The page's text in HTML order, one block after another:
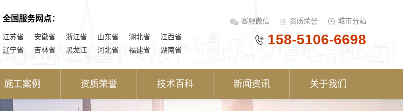
全国服务网点：
江苏省 安徽省 浙江省 山东省 湖北省
江西省
辽宁省
吉林省 黑龙江 河北省 福建省 湖南省
客服微信 资质荣誉 城市分站
158-5106-6698
施工案例 资质荣誉 技术百科 新闻资讯 关于我们